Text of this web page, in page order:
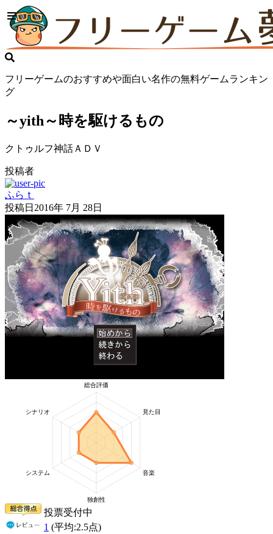
フリーゲームのおすすめや面白い名作の無料ゲームランキン
グ
～yith～時を駆けるもの
クトゥルフ神話ＡＤＶ
投稿者
ふらｔ
投稿日 2016年 7月 28日
投票受付中
1 (平均:2.5点)